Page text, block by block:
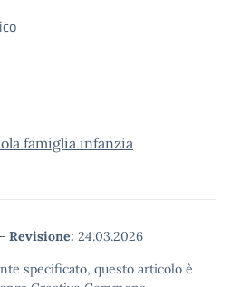
famiglia infanzia
- Revisione: 24.03.2026
specificato, questo articolo è